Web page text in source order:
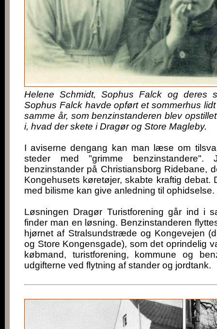
Helene Schmidt, Sophus Falck og deres
Sophus Falck havde opført et sommerhus
samme år, som benzinstanderen blev
i, hvad der skete i Dragør og Store Magleby.
I aviserne dengang kan man læse om
steder med "grimme
benzinstander på Christiansborg Ridebane,
Kongehusets køretøjer, skabte kraftig debat.
med bilisme kan give anledning til ophidselse.
Løsningen Dragør Turistforening går ind i
finder man en løsning. Benzinstanderen
hjørnet af Stralsundstræde og Kongevejen
og Store Kongensgade), som det oprindelig
købmand, turistforening, kommune og
udgifterne ved flytning af stander og jordtank.